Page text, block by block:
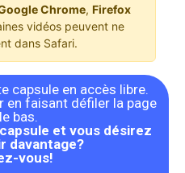
Chrome, Firefox
vidéos peuvent ne
dans Safari.
capsule en accès libre.
en faisant défiler la page
bas.
et vous désirez
davantage?
vous!